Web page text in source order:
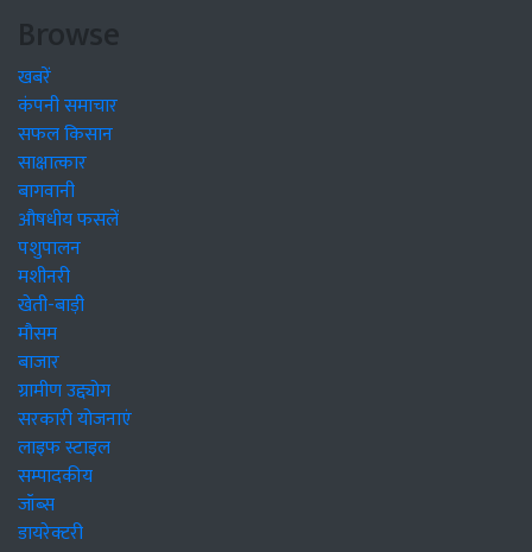
Browse
खबरें
कंपनी समाचार
सफल किसान
साक्षात्कार
बागवानी
औषधीय फसलें
पशुपालन
मशीनरी
खेती-बाड़ी
मौसम
बाजार
ग्रामीण उद्द्योग
सरकारी योजनाएं
लाइफ स्टाइल
सम्पादकीय
जॉब्स
डायरेक्टरी